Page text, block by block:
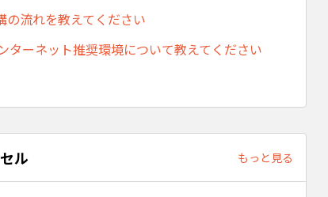
流れを教えてください
ターネット推奨環境について教えてください
ル もっと見る